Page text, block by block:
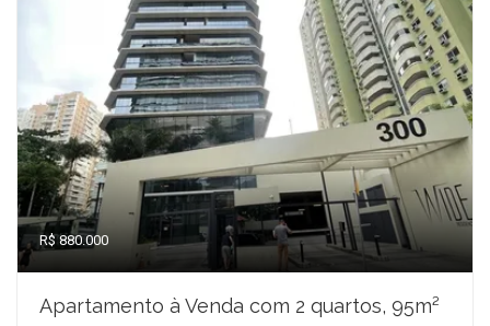
R$ 880.000
Apartamento à Venda com 2 quartos, 95m²